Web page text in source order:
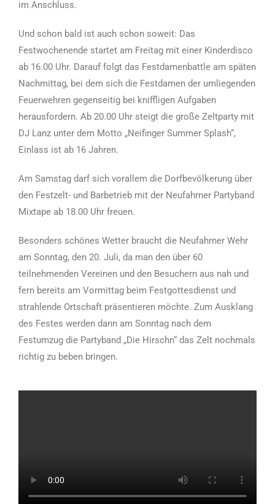
im Anschluss.
Und schon bald ist auch schon soweit: Das
Festwochenende startet am Freitag mit einer Kinderdisco
ab 16.00 Uhr. Darauf folgt das Festdamenbattle am späten
Nachmittag, bei dem sich die Festdamen der umliegenden
Feuerwehren gegenseitig bei kniffligen Aufgaben
herausfordern. Ab 20.00 Uhr steigt die große Zeltparty mit
DJ Lanz unter dem Motto „Neifinger Summer Splash“,
Einlass ist ab 16 Jahren.
Am Samstag darf sich vorallem die Dorfbevölkerung über
den Festzelt- und Barbetrieb mit der Neufahrner Partyband
Mixtape ab 18.00 Uhr freuen.
Besonders schönes Wetter braucht die Neufahrner Wehr
am Sonntag, den 20. Juli, da man den über 60
teilnehmenden Vereinen und den Besuchern aus nah und
fern bereits am Vormittag beim Festgottesdienst und
strahlende Ortschaft präsentieren möchte. Zum Ausklang
des Festes werden dann am Sonntag nach dem
Festumzug die Partyband „Die Hirschn“ das Zelt nochmals
richtig zu beben bringen.